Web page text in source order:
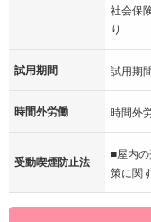
社会保
り
試用期間 試用期
時間外労働 時間外
受動喫煙防止法
■屋内
策に関